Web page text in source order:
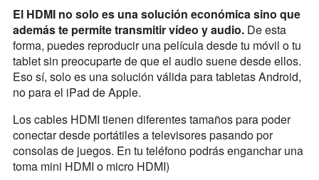
El HDMI no solo es una solución económica sino que
además te permite transmitir vídeo y audio.De esta
forma, puedes reproducir una película desde tu móvil o tu
tablet sin preocuparte de que el audio suene desde ellos.
Eso sí, solo es una solución válida para tabletas Android,
no para el iPad de Apple.
Los cables HDMI tienen diferentes tamaños para poder
conectar desde portátiles a televisores pasando por
consolas de juegos. En tu teléfono podrás enganchar una
toma mini HDMI o micro HDMI)